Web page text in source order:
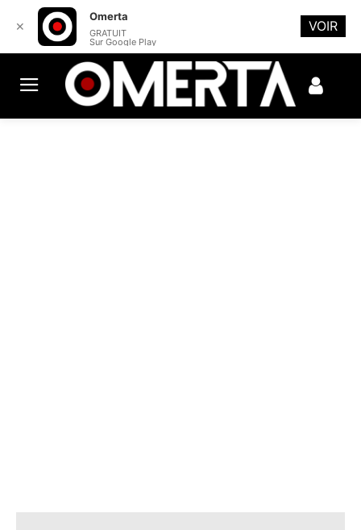
✕
Omerta
GRATUIT
Sur Google Play
VOIR